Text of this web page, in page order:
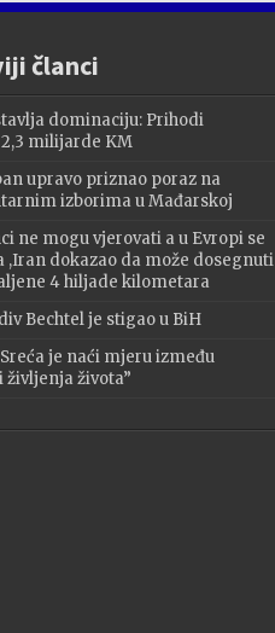
članci
dominaciju: Prihodi
milijarde KM
upravo priznao poraz na
izborima u Mađarskoj
ne mogu vjerovati a u Evropi se
,Iran dokazao da može dosegnuti
4 hiljade kilometara
Bechtel je stigao u BiH
je naći mjeru između
življenja života”